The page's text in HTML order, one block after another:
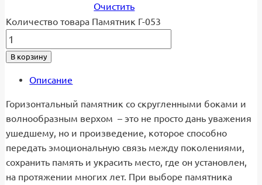
Очистить
Количество товара Памятник Г-053
В корзину
Описание
Горизонтальный памятник со скругленными боками и
волнообразным верхом – это не просто дань уважения
ушедшему, но и произведение, которое способно
передать эмоциональную связь между поколениями,
сохранить память и украсить место, где он установлен,
на протяжении многих лет. При выборе памятника